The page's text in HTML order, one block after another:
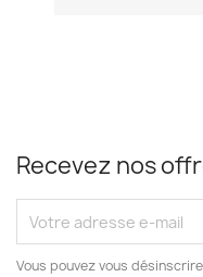
Recevez nos
Vous pouvez vous